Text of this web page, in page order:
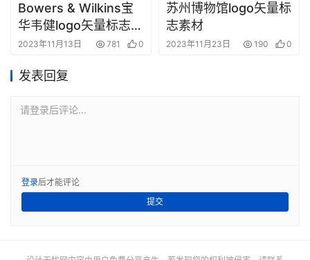
Bowers & Wilkins宝
华韦健logo矢量标志素
材
2023年11月13日 781 0
苏州博物馆logo矢量标
志素材
2023年11月23日 190 0
发表回复
请登录后评论...
登录后才能评论
提交